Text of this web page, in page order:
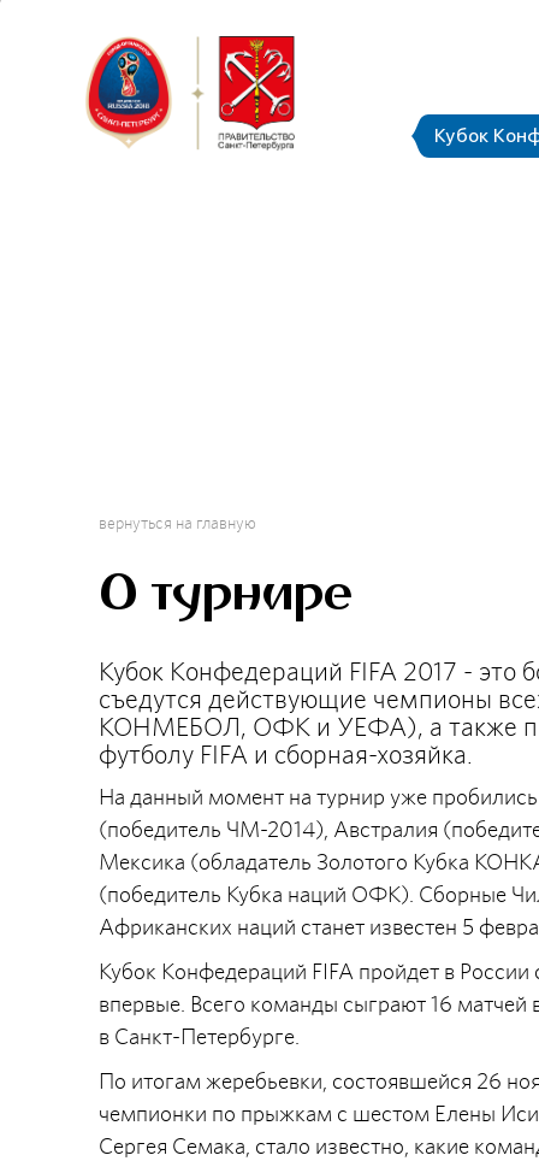
Кубок
вернуться на главную
О турнире
Кубок Конфедераций FIFA 2017 -
съедутся действующие чемпионы
КОНМЕБОЛ, ОФК и УЕФА), а также
футболу FIFA и сборная-хозяйка.
На данный момент на турнир уже
(победитель ЧМ-2014), Австралия
Мексика (обладатель Золотого Кубка
(победитель Кубка наций ОФК). Сборные
Африканских наций станет известен 5
Кубок Конфедераций FIFA пройдет в
впервые. Всего команды сыграют 16
в Санкт-Петербурге.
По итогам жеребьевки, состоявшейся 26
чемпионки по прыжкам с шестом Елены
Сергея Семака, стало известно, какие